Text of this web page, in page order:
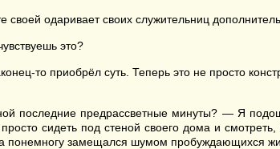
своей одаривает своих служительниц
это?
то приобрёл суть. Теперь это не просто
последние предрассветные минуты? — Я
сидеть под стеной своего дома и
понемногу замещался шумом пробуждающихся